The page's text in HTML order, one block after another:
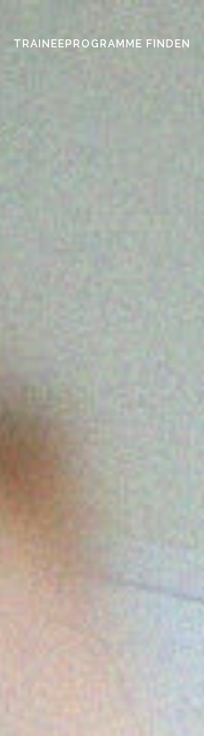
TRAINEEPROGRAMME FINDEN